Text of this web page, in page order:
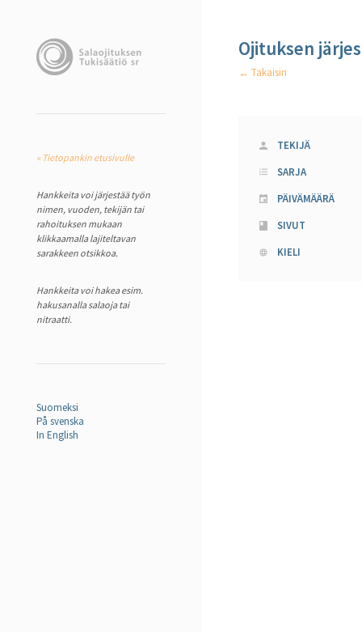
« Tietopankin etusivulle
Hankkeita voi järjestää työn
nimen, vuoden, tekijän tai
rahoituksen mukaan
klikkaamalla lajiteltavan
sarakkeen otsikkoa.
Hankkeita voi hakea esim.
hakusanalla salaoja tai
nitraatti.
Suomeksi
På svenska
In English
Ojituksen
← Takaisin
TEKIJÄ
SARJA
PÄIVÄMÄÄRÄ
SIVUT
KIELI